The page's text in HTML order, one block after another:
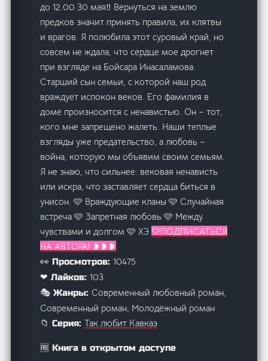
до 12.00 30 мая‼️ Вернуться на землю
предков значит принять правила, их клятвы
и врагов. Я полюбила этот суровый край, но
совсем не ждала, что сердце мое дрогнет
при взгляде на Бойсара Инасаламова.
Старший сын семьи, с которой наш род
враждует испокон веков. Его фамилия в
доме произносится с ненавистью. Он – тот,
кого мне запрещено жалеть. Наши теплые
взгляды уже предательство, а любовь –
война, которую мы объявим своим семьям.
Я не знаю, что сильнее: вековая ненависть
или искра, что заставляет сердца биться в
унисон. 🩷 Враждующие кланы 🩷 Случайная
встреча 🩷 Запретная любовь 🩷 Между
чувствами и долгом 🩷 ХЭ 🤍ПОДПИСАТЬСЯ
НА АВТОРА! ❥❥❥
👀 Просмотров:10475
❤ Лайков:103
🎭 Жанры:Современный любовный роман,
Современный роман, Молодёжный роман
📁 Серия:Так любит Кавказ
🆓 Книга в открытом доступе